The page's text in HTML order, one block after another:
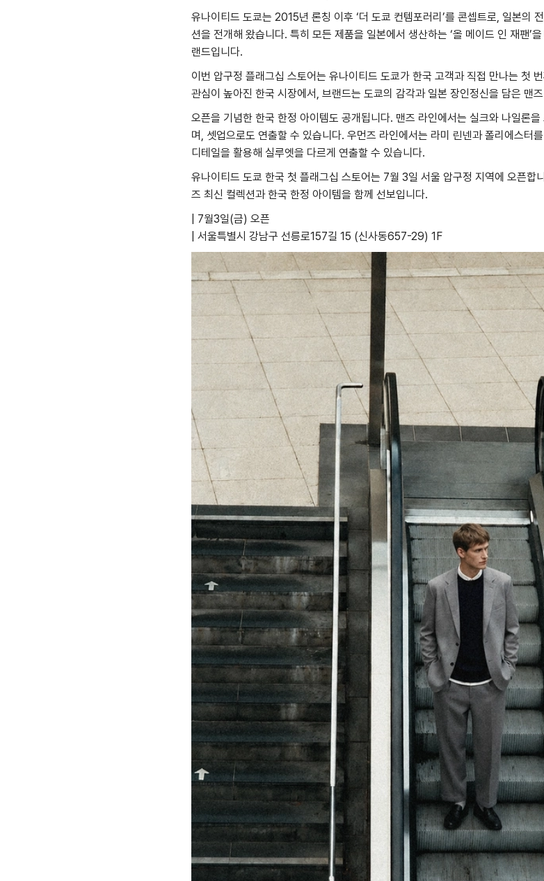
유나이티드 도쿄는 2015년 론칭 이후 ‘더 도쿄 컨템포러리’를 콘셉트로, 일본의
션을 전개해 왔습니다. 특히 모든 제품을 일본에서 생산하는 ‘올 메이드 인 재팬’
랜드입니다.
이번 압구정 플래그십 스토어는 유나이티드 도쿄가 한국 고객과 직접 만나는 첫
관심이 높아진 한국 시장에서, 브랜드는 도쿄의 감각과 일본 장인정신을 담은 맨
오픈을 기념한 한국 한정 아이템도 공개됩니다. 맨즈 라인에서는 실크와 나일론
며, 셋업으로도 연출할 수 있습니다. 우먼즈 라인에서는 라미 린넨과 폴리에스터
디테일을 활용해 실루엣을 다르게 연출할 수 있습니다.
유나이티드 도쿄 한국 첫 플래그십 스토어는 7월 3일 서울 압구정 지역에 오픈합
즈 최신 컬렉션과 한국 한정 아이템을 함께 선보입니다.
| 7월3일(금) 오픈
| 서울특별시 강남구 선릉로157길 15 (신사동657-29) 1F